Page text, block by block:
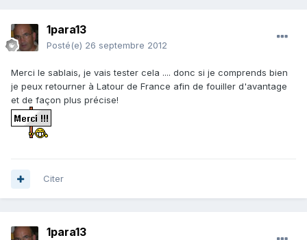
1para13
Posté(e) 26 septembre 2012
Merci le sablais, je vais tester cela .... donc si je comprends bien
je peux retourner à Latour de France afin de fouiller d'avantage
et de façon plus précise!
Citer
1para13